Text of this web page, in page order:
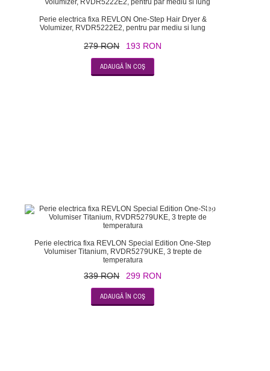
Perie electrica fixa REVLON One-Step Hair Dryer &
Volumizer, RVDR5222E2, pentru par mediu si lung
279 RON 193 RON
-12
Perie electrica fixa REVLON Special Edition One-Step
Volumiser Titanium, RVDR5279UKE, 3 trepte de
temperatura
339 RON 299 RON